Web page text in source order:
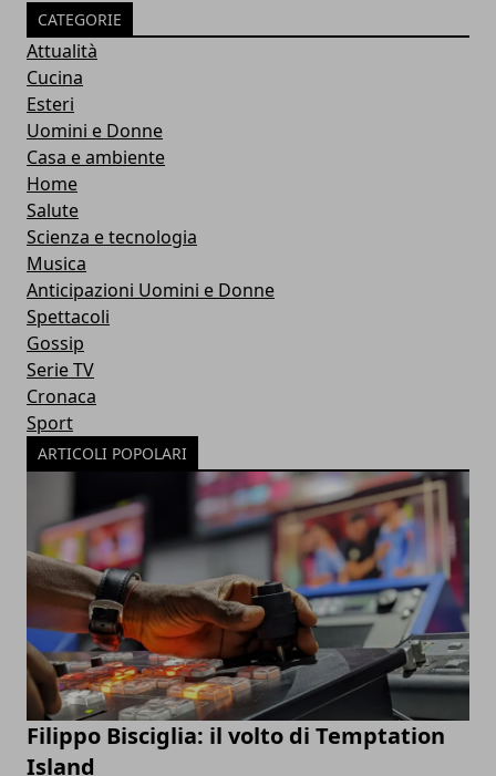
CATEGORIE
Attualità
Cucina
Esteri
Uomini e Donne
Casa e ambiente
Home
Salute
Scienza e tecnologia
Musica
Anticipazioni Uomini e Donne
Spettacoli
Gossip
Serie TV
Cronaca
Sport
ARTICOLI POPOLARI
Filippo Bisciglia: il volto di Temptation
Island